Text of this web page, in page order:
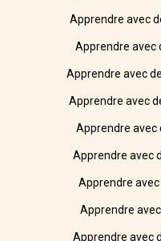
Apprendre avec
Apprendre avec
Apprendre avec
Apprendre avec
Apprendre avec
Apprendre avec
Apprendre
Apprendre
Apprendre avec